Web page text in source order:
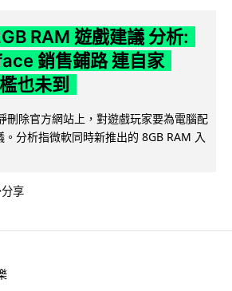
RAM 遊戲建議 分析:
銷售鋪路 連自家
也未到
除官方網站上，對遊戲玩家要為電腦配
分析指微軟同時新推出的 8GB RAM 入
分享